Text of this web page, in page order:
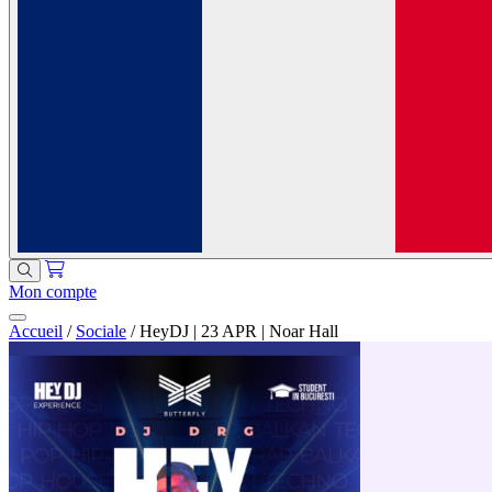
Mon compte
Accueil / Sociale / HeyDJ | 23 APR | Noar Hall